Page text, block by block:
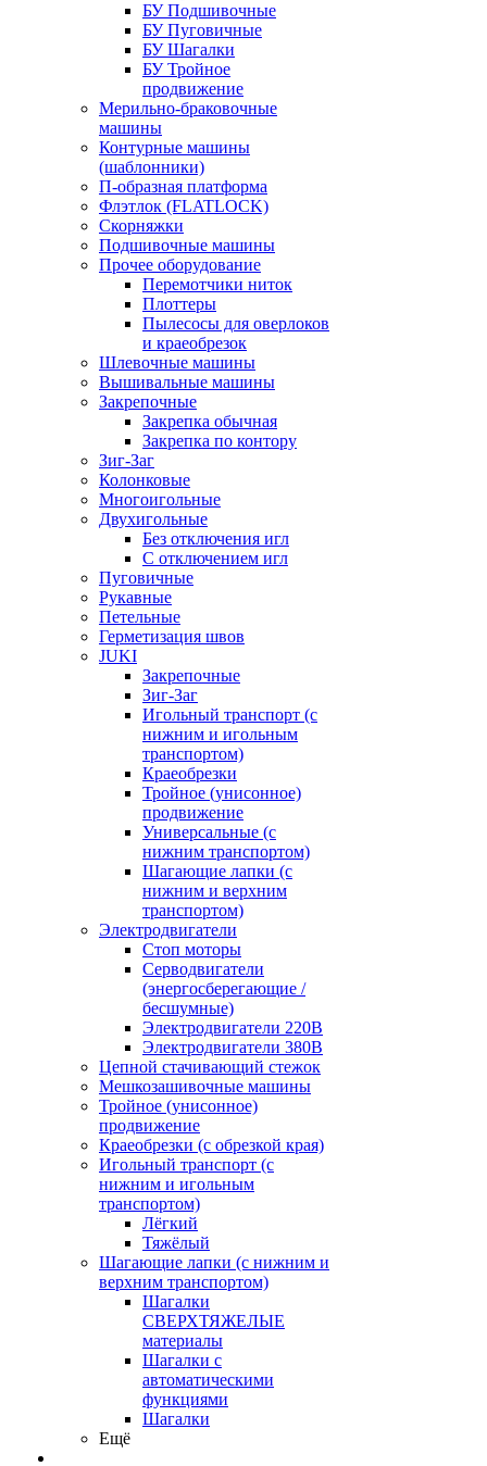
БУ Подшивочные
БУ Пуговичные
БУ Шагалки
БУ Тройное
продвижение
Мерильно-браковочные
машины
Контурные машины
(шаблонники)
П-образная платформа
Флэтлок (FLATLOCK)
Скорняжки
Подшивочные машины
Прочее оборудование
Перемотчики ниток
Плоттеры
Пылесосы для оверлоков
и краеобрезок
Шлевочные машины
Вышивальные машины
Закрепочные
Закрепка обычная
Закрепка по контору
Зиг-Заг
Колонковые
Многоигольные
Двухигольные
Без отключения игл
С отключением игл
Пуговичные
Рукавные
Петельные
Герметизация швов
JUKI
Закрепочные
Зиг-Заг
Игольный транспорт (с
нижним и игольным
транспортом)
Краеобрезки
Тройное (унисонное)
продвижение
Универсальные (с
нижним транспортом)
Шагающие лапки (с
нижним и верхним
транспортом)
Электродвигатели
Стоп моторы
Серводвигатели
(энергосберегающие /
бесшумные)
Электродвигатели 220В
Электродвигатели 380В
Цепной стачивающий стежок
Мешкозашивочные машины
Тройное (унисонное)
продвижение
Краеобрезки (с обрезкой края)
Игольный транспорт (с
нижним и игольным
транспортом)
Лёгкий
Тяжёлый
Шагающие лапки (с нижним и
верхним транспортом)
Шагалки
СВЕРХТЯЖЕЛЫЕ
материалы
Шагалки с
автоматическими
функциями
Шагалки
Ещё